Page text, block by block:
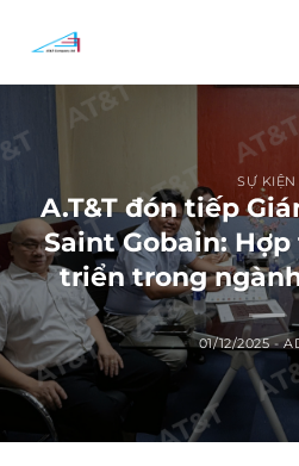
SỰ KIỆN
A.T&T đón tiếp
Saint Gobain:
triển trong
01/12/2025-